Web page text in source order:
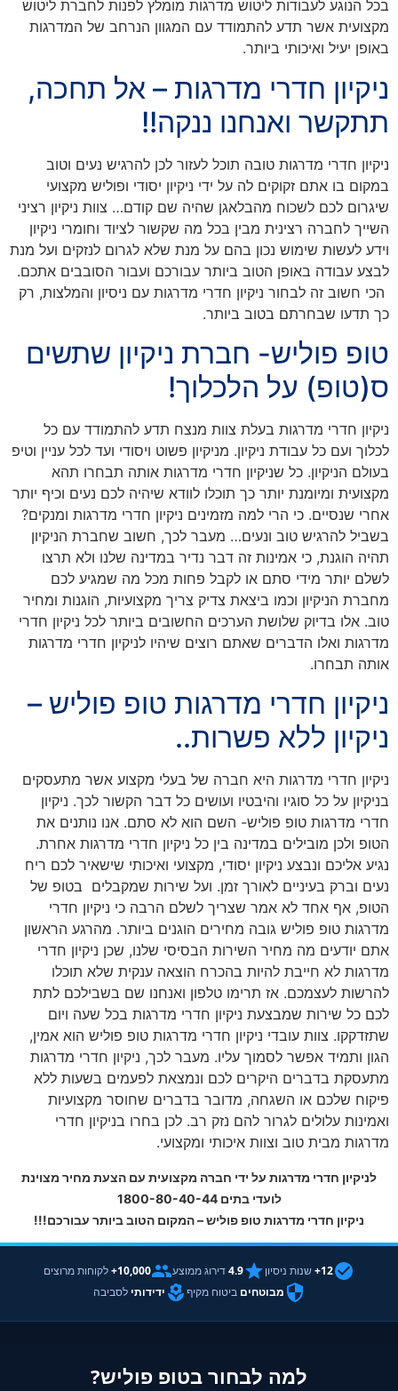
בכל הנוגע לעבודות ליטוש מדרגות מומלץ לפנות לחברת ליטוש
מקצועית אשר תדע להתמודד עם המגוון הנרחב של המדרגות
באופן יעיל ואיכותי ביותר.
ניקיון חדרי מדרגות – אל תחכה,
תתקשר ואנחנו ננקה!!
ניקיון חדרי מדרגות טובה תוכל לעזור לכן להרגיש נעים וטוב
במקום בו אתם זקוקים לה על ידי ניקיון יסודי ופוליש מקצועי
שיגרום לכם לשכוח מהבלאגן שהיה שם קודם… צוות ניקיון רציני
השייך לחברה רצינית מבין בכל מה שקשור לציוד וחומרי ניקיון
וידע לעשות שימוש נכון בהם על מנת שלא לגרום לנזקים ועל מנת
לבצע עבודה באופן הטוב ביותר עבורכם ועבור הסובבים אתכם.
הכי חשוב זה לבחור ניקיון חדרי מדרגות עם ניסיון והמלצות, רק
כך תדעו שבחרתם בטוב ביותר.
טופ פוליש- חברת ניקיון שתשים
ס(טופ) על הלכלוך!
ניקיון חדרי מדרגות בעלת צוות מנצח תדע להתמודד עם כל
לכלוך ועם כל עבודת ניקיון. מניקיון פשוט ויסודי ועד לכל עניין וטיפ
בעולם הניקיון. כל שניקיון חדרי מדרגות אותה תבחרו תהא
מקצועית ומיומנת יותר כך תוכלו לוודא שיהיה לכם נעים וכיף יותר
אחרי שנסיים. כי הרי למה מזמינים ניקיון חדרי מדרגות ומנקים?
בשביל להרגיש טוב ונעים… מעבר לכך, חשוב שחברת הניקיון
תהיה הוגנת, כי אמינות זה דבר נדיר במדינה שלנו ולא תרצו
לשלם יותר מידי סתם או לקבל פחות מכל מה שמגיע לכם
מחברת הניקיון וכמו ביצאת צדיק צריך מקצועיות, הוגנות ומחיר
טוב. אלו בדיוק שלושת הערכים החשובים ביותר לכל ניקיון חדרי
מדרגות ואלו הדברים שאתם רוצים שיהיו לניקיון חדרי מדרגות
אותה תבחרו.
ניקיון חדרי מדרגות טופ פוליש –
ניקיון ללא פשרות..
ניקיון חדרי מדרגות היא חברה של בעלי מקצוע אשר מתעסקים
בניקיון על כל סוגיו והיבטיו ועושים כל דבר הקשור לכך. ניקיון
חדרי מדרגות טופ פוליש- השם הוא לא סתם. אנו נותנים את
הטופ ולכן מובילים במדינה בין כל ניקיון חדרי מדרגות אחרת.
נגיע אליכם ונבצע ניקיון יסודי, מקצועי ואיכותי שישאיר לכם ריח
נעים וברק בעיניים לאורך זמן. ועל שירות שמקבלים בטופ של
הטופ, אף אחד לא אמר שצריך לשלם הרבה כי ניקיון חדרי
מדרגות טופ פוליש גובה מחירים הוגנים ביותר. מהרגע הראשון
אתם יודעים מה מחיר השירות הבסיסי שלנו, שכן ניקיון חדרי
מדרגות לא חייבת להיות בהכרח הוצאה ענקית שלא תוכלו
להרשות לעצמכם. אז תרימו טלפון ואנחנו שם בשבילכם לתת
לכם כל שירות שמבצעת ניקיון חדרי מדרגות בכל שעה ויום
שתזדקקו. צוות עובדי ניקיון חדרי מדרגות טופ פוליש הוא אמין,
הגון ותמיד אפשר לסמוך עליו. מעבר לכך, ניקיון חדרי מדרגות
מתעסקת בדברים היקרים לכם ונמצאת לפעמים בשעות ללא
פיקוח שלכם או השגחה, מדובר בדברים שחוסר מקצועיות
ואמינות עלולים לגרור להם נזק רב. לכן בחרו בניקיון חדרי
מדרגות מבית טוב וצוות איכותי ומקצועי.
לניקיון חדרי מדרגות על ידי חברה מקצועית עם הצעת מחיר מצוינת
לועדי בתים 1800-80-40-44
ניקיון חדרי מדרגות טופ פוליש – המקום הטוב ביותר עבורכם!!!
12+ שנות ניסיון 4.9דירוג ממוצע 10,000+
לקוחות מרוצים
מבוטחים ביטוח מקיף ידידותי לסביבה
למה לבחור בטופ פוליש?